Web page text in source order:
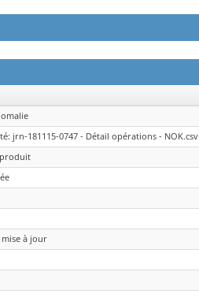
jrn-181115-0747 - Détail opérations - NOK.csv
à jour